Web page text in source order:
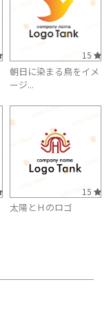
15
朝日に染まる鳥をイメ
ージ...
15
太陽とＨのロゴ